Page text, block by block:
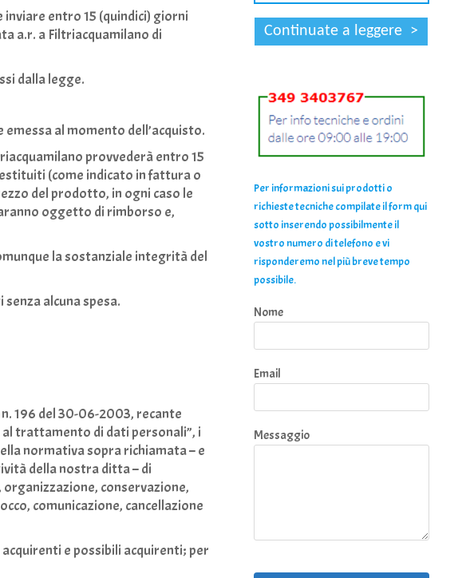
inviare entro15 (quindici) giorni
a.r. a Filtriacquamilano di
dalla legge.
al momento dell’acquisto.
provvederà entro 15
(come indicato in fattura o
del prodotto, in ogni caso le
oggetto di rimborso e,
la sostanziale integrità del
alcuna spesa.
196 del 30-06-2003, recante
trattamento di dati personali”, i
normativa sopra richiamata – e
della nostra ditta – di
conservazione,
comunicazione, cancellazione
e possibili acquirenti; per
Per informazioni sui prodotti o
richieste tecniche compilate il form qui
sotto inserendo possibilmente il
vostro numero di telefono e vi
risponderemo nel più breve tempo
possibile.
Nome
Email
Messaggio